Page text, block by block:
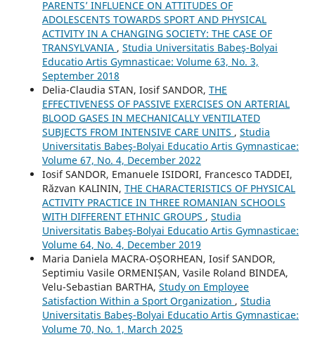
PARENTS’ INFLUENCE ON ATTITUDES OF
ADOLESCENTS TOWARDS SPORT AND PHYSICAL
ACTIVITY IN A CHANGING SOCIETY: THE CASE OF
TRANSYLVANIA , Studia Universitatis Babeş-Bolyai
Educatio Artis Gymnasticae: Volume 63, No. 3,
September 2018
Delia-Claudia STAN, Iosif SANDOR, THE
EFFECTIVENESS OF PASSIVE EXERCISES ON ARTERIAL
BLOOD GASES IN MECHANICALLY VENTILATED
SUBJECTS FROM INTENSIVE CARE UNITS , Studia
Universitatis Babeş-Bolyai Educatio Artis Gymnasticae:
Volume 67, No. 4, December 2022
Iosif SANDOR, Emanuele ISIDORI, Francesco TADDEI,
Răzvan KALININ, THE CHARACTERISTICS OF PHYSICAL
ACTIVITY PRACTICE IN THREE ROMANIAN SCHOOLS
WITH DIFFERENT ETHNIC GROUPS , Studia
Universitatis Babeş-Bolyai Educatio Artis Gymnasticae:
Volume 64, No. 4, December 2019
Maria Daniela MACRA-OȘORHEAN, Iosif SANDOR,
Septimiu Vasile ORMENIȘAN, Vasile Roland BINDEA,
Velu-Sebastian BARTHA, Study on Employee
Satisfaction Within a Sport Organization , Studia
Universitatis Babeş-Bolyai Educatio Artis Gymnasticae:
Volume 70, No. 1, March 2025